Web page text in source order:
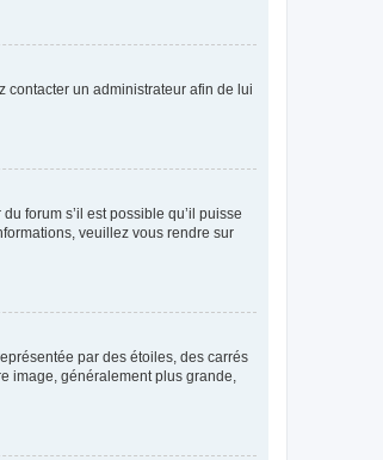
contacter un administrateur afin de lui
forum s’il est possible qu’il puisse
veuillez vous rendre sur
par des étoiles, des carrés
image, généralement plus grande,